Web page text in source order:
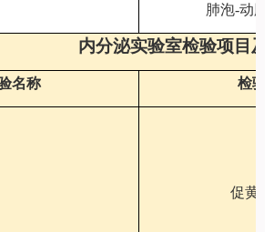
肺泡-动脉
内分泌实验室检验项目
名称 检验
促黄